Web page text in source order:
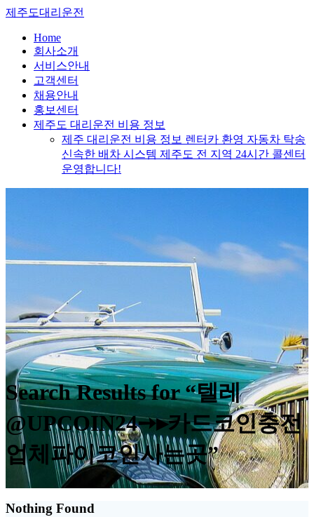
Skip
content
제주도대리운전
Home
회사소개
서비스안내
고객센터
채용안내
홍보센터
제주도 대리운전 비용 정보
제주 대리운전 비용 정보 렌터카 환영 자동차 탁송
신속한 배차 시스템 제주도 전 지역 24시간 콜센터
운영합니다!
Search Results for “텔레
@UPCOIN24➙▸카드코인충전
업체파이코인사는곳”
Nothing Found